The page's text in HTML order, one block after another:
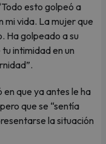
esto golpeó a
mi vida. La mujer que
Ha golpeado a su
intimidad en un
que ya antes le ha
que se “sentía
la situación